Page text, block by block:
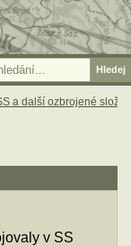
v SS
a další ozbrojené složky